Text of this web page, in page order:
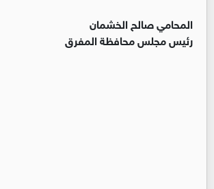
المحامي صالح الخشمان
رئيس مجلس محافظة المفرق